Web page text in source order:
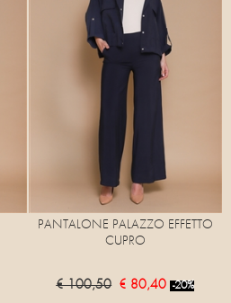
PANTALONE PALAZZO EFFETTO
CUPRO
€ 100,50 € 80,40 -20%